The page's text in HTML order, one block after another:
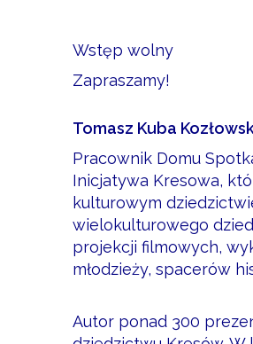
Wstęp wolny
Zapraszamy!
Tomasz Kuba
Pracownik Domu
Inicjatywa Kresowa,
kulturowym
wielokulturowego
projekcji filmowych,
młodzieży, spacerów
Autor ponad 300